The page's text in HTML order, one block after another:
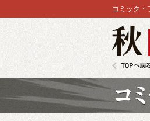
コミック・